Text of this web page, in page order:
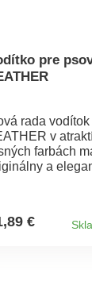
pre
rada
v
farbách
a
Vhodná pre
€